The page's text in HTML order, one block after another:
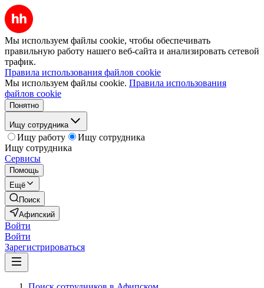
Мы используем файлы cookie, чтобы обеспечивать
правильную работу нашего веб-сайта и анализировать сетевой
трафик.
Правила использования файлов cookie
Мы используем файлы cookie. Правила использования
файлов cookie
Понятно
Ищу сотрудника
Ищу работу
Ищу сотрудника
Ищу сотрудника
Сервисы
Помощь
Ещё
Поиск
Афипский
Войти
Войти
Зарегистрироваться